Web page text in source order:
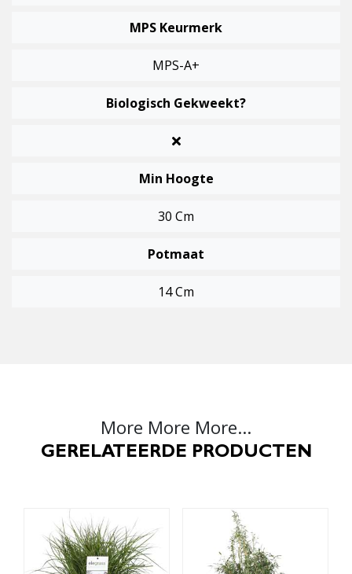
MPS Keurmerk
MPS-A+
Biologisch Gekweekt?
Min Hoogte
30 Cm
Potmaat
14 Cm
More More More...
GERELATEERDE PRODUCTEN